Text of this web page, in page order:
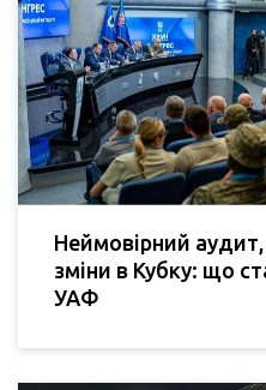
Неймовірний аудит,
зміни в Кубку: що
УАФ